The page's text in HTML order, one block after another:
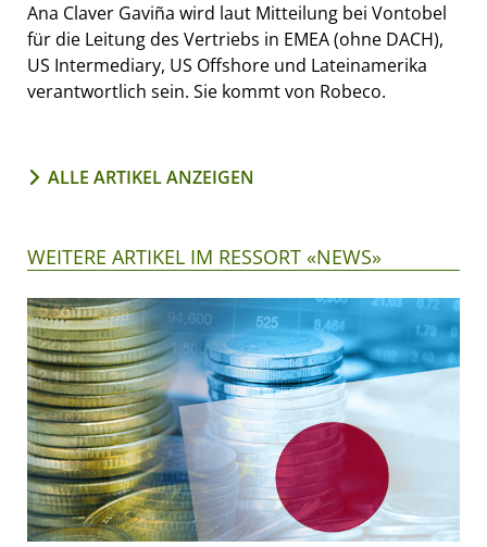
Ana Claver Gaviña wird laut Mitteilung bei Vontobel
für die Leitung des Vertriebs in EMEA (ohne DACH),
US Intermediary, US Offshore und Lateinamerika
verantwortlich sein. Sie kommt von Robeco.
ALLE ARTIKEL ANZEIGEN
WEITERE ARTIKEL IM RESSORT «NEWS»